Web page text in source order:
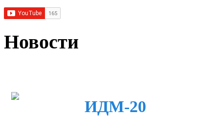
Новости
ИДМ-20